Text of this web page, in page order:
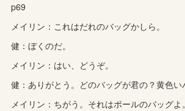
p69
メイリン：これはだれのバッグかしら。
健：ぼくのだ。
メイリン：はい、どうぞ。
健：ありがとう。どのバッグが君の？黄色い
メイリン：ちがう。それはポールのバッグ